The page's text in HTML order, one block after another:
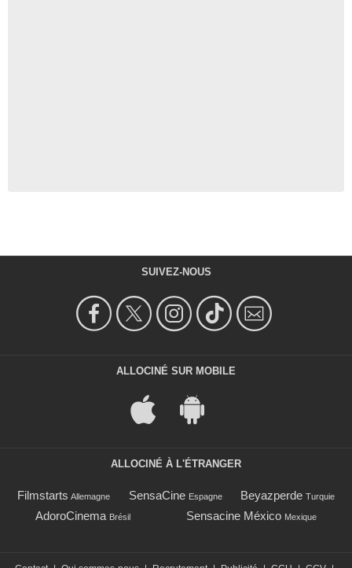
SUIVEZ-NOUS
ALLOCINÉ SUR MOBILE
ALLOCINÉ À L'ÉTRANGER
Filmstarts Allemagne SensaCine Espagne Beyazperde Turquie
AdoroCinema Brésil Sensacine México Mexique